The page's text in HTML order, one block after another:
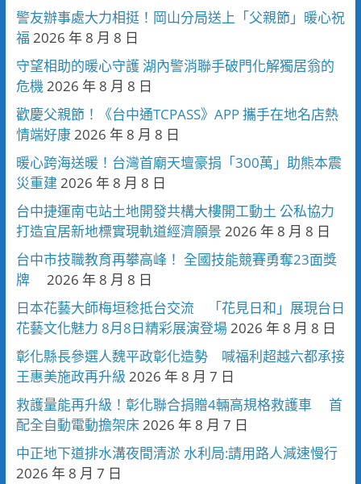
警友辦事處大力相挺！岡山分局送上「父親節」暖心祝
福 2026 年 8 月 8 日
守望相助的暖心守護 湖內警消聯手破門化解獨居翁的
危機2026 年 8 月 8 日
歡慶父親節！《台中通TCPASS》APP 攜手在地名店熱
情端好康2026 年 8 月 8 日
暖心跨海送暖！台灣首廟天壇豪捐「300萬」助熊本震
災重建 2026 年 8 月 8 日
台中捷運南屯站土地開發共構大樓開工動土 公私協力
打造宜居新地標實現軌道經濟願景 2026 年 8 月 8 日
台中市技職教育再攀高峰！ 全國技能競賽勇奪23面獎
牌
2026 年 8 月 8 日
日本花藝大師梅垣稔抵台交流 「花見日和」展現台日
花藝文化魅力 8月8日精彩展演登場2026 年 8 月 8 日
彰化縣長參選人魏平政彰化造勢 喊福利超越六都承接
王惠美施政再升級 2026 年 8 月 7 日
救護量能再升級！彰化聯合捐贈4輛高規格救護車 首
配全自動電動擔架床2026 年 8 月 7 日
中正地下道排水溝夜間清淤 水利局:請用路人減速慢行
2026 年 8 月 7 日